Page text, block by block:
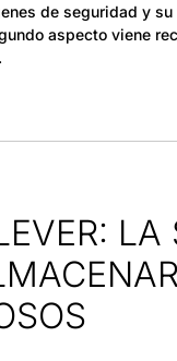
de seguridad y
aspecto viene
LA